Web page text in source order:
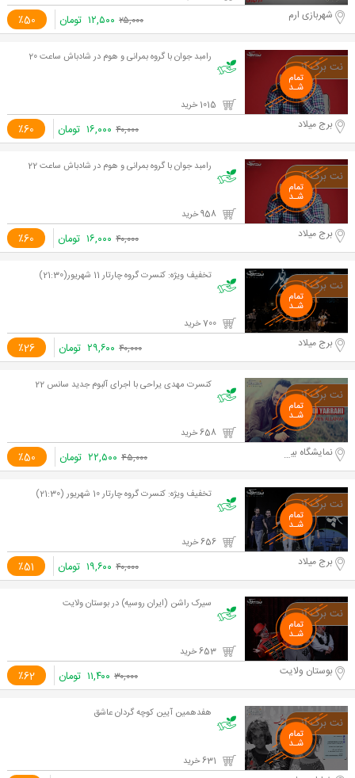
٪50 شهربازی ارم ۲۵,۰۰۰ ۱۲,۵۰۰ تومان
رامبد جوان با گروه بمرانی و هوم در شادباش ساعت 20
٪60 برج میلاد ۴۰,۰۰۰ ۱۶,۰۰۰ تومان
رامبد جوان با گروه بمرانی و هوم در شادباش ساعت 22
٪60 برج میلاد ۴۰,۰۰۰ ۱۶,۰۰۰ تومان
تخفیف ویژه: کنسرت گروه چارتار 11 شهریور(21:30)
٪26 برج میلاد ۴۰,۰۰۰ ۲۹,۶۰۰ تومان
کنسرت مهدی یراحی با اجرای آلبوم جدید سانس 22
٪50 نمایشگاه بین المللی ۴۵,۰۰۰ ۲۲,۵۰۰ تومان
تخفیف ویژه: کنسرت گروه چارتار 10 شهریور (21:30)
٪51 برج میلاد ۴۰,۰۰۰ ۱۹,۶۰۰ تومان
سیرک راشن (ایران روسیه) در بوستان ولایت
٪62 بوستان ولایت ۳۰,۰۰۰ ۱۱,۴۰۰ تومان
هفدهمین آیین کوچه گردان عاشق